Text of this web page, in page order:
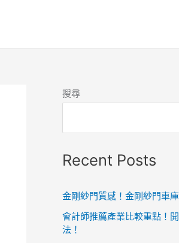
搜尋
Recent Posts
金剛紗門質感！金剛紗門車庫
會計師推薦產業比較重點！
法！